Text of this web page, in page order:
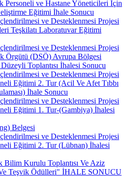
Personeli ve Hastane Yöneticileri İçin
Eğitimi İhale Sonucu
ve Desteklenmesi Projesi
Teşkilatı Laboratuvar Eğitimi
ve Desteklenmesi Projesi
Örgütü (DSÖ) Avrupa Bölgesi
Toplantısı İhalesi Sonucu
ve Desteklenmesi Projesi
Eğitimi 2. Tur (Acil Ve Afet Tıbbı
İhale Sonucu
ve Desteklenmesi Projesi
Eğitimi 1. Tur-(Gambiya) İhalesi
Belgesi
ve Desteklenmesi Projesi
Eğitimi 2. Tur (Lübnan) İhalesi
Bilim Kurulu Toplantısı Ve Aziz
Teşvik Ödülleri" İHALE SONUCU